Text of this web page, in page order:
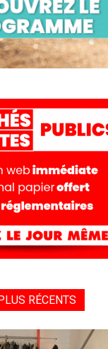
RÉCENTS